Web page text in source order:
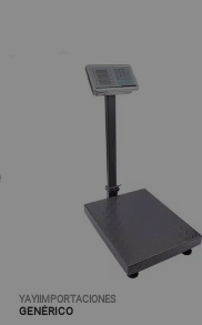
YAYIIMPORTACIONES
GENÉRICO